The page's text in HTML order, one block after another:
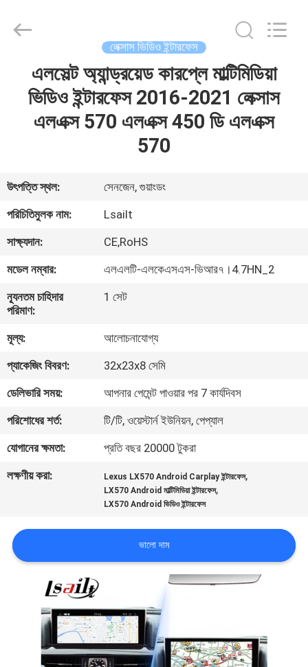
আমাদের
কারখানা
ভ্রমণ
মান
নিয়ন্ত্রণ
যোগাযোগ
খবর
কেস
সাইট
PRIVACY
POLICY
Electron
Co.,Ltd.
লেক্সাস ভিডিও ইন্টারফেস
এলসেল্ট অ্যান্ড্রয়েড কারপ্লে মাল্টিমিডিয়া
ভিডিও ইন্টারফেস 2016-2021 লেক্সাস
এলএক্স 570 এলএক্স 450 ডি এলএক্স
570
উৎপত্তি স্থল:
সেনজেন, গুয়াংডং
পরিচিতিমুলক নাম:
Lsailt
সাক্ষ্যদান:
CE,RoHS
মডেল নম্বার:
এলএলটি-এলকেএসএস-ভিআর৭।4.7HN_2
ন্যূনতম চাহিদার
পরিমাণ:
1 সেট
মূল্য:
আলোচনাযোগ্য
প্যাকেজিং বিবরণ:
32x23x8 সেমি
ডেলিভারি সময়:
আপনার পেমেন্ট পাওয়ার পর 7 কার্যদিবস
পরিশোধের শর্ত:
টি/টি, ওয়েস্টার্ন ইউনিয়ন, পেপ্যাল
যোগানের ক্ষমতা:
প্রতি বছর 20000 টুকরা
লক্ষণীয় করা:
Lexus LX570 Android Carplay ইন্টারফেস,
LX570 Android মাল্টিমিডিয়া ইন্টারফেস,
LX570 Android ভিডিও ইন্টারফেস
ভালো দাম